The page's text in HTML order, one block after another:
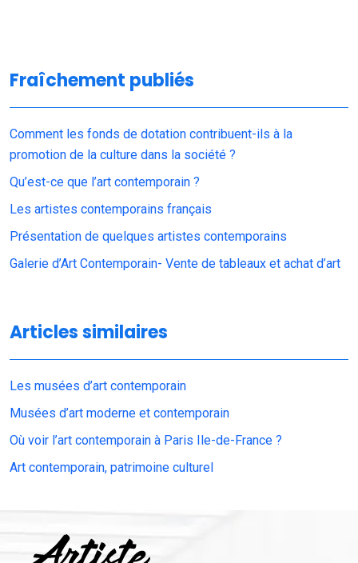
Fraîchement publiés
Comment les fonds de dotation contribuent-ils à la
promotion de la culture dans la société ?
Qu’est-ce que l’art contemporain ?
Les artistes contemporains français
Présentation de quelques artistes contemporains
Galerie d’Art Contemporain- Vente de tableaux et achat d’art
Articles similaires
Les musées d’art contemporain
Musées d’art moderne et contemporain
Où voir l’art contemporain à Paris Ile-de-France ?
Art contemporain, patrimoine culturel